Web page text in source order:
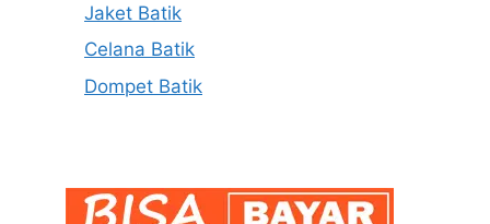
Jaket Batik
Celana Batik
Dompet Batik